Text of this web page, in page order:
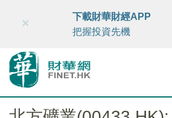
財華智庫網 FINTV FINMETA
×
下載財華財經APP
把握投資先機